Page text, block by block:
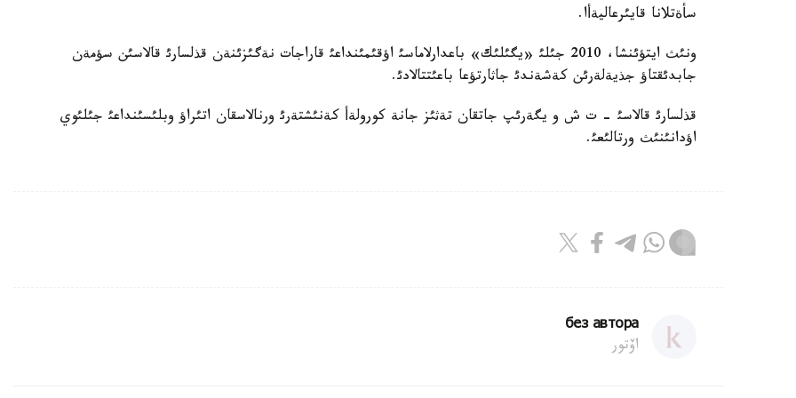
سأةتلانا قايئرعاليةأا.
ونئث ايتؤئنشا، 2010 جئلئ «يگئلئك» باعدارلاماسئ اؤقئمئنداعئ قاراجات نةگئزئنةن قذلسارئ قالاسئن سؤمةن
جابدئقتاؤ جذيةلةرئن كةشةندئ جاثارتؤعا باعئتتالادئ.
قذلسارئ قالاسئ - ت ش و يگةرئپ جاتقان تةثئز جانة كورولةأ كةنئشتةرئ ورنالاسقان اتئراؤ وبلئسئنداعئ جئلئوي
اؤدانئنئث ورتالئعئ.
без автора
اۆتور